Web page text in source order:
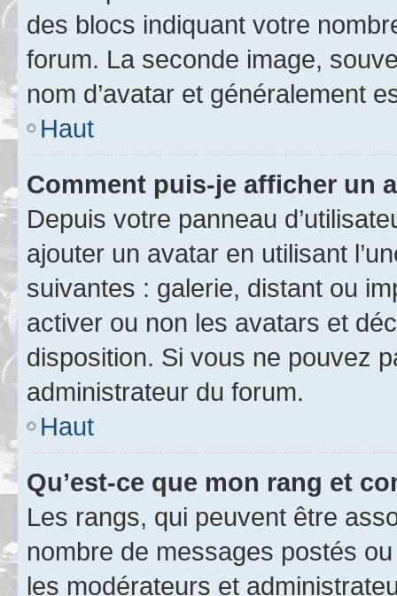
des blocs indiquant votre
forum. La seconde image,
nom d’avatar et généralement
Haut
Comment puis-je afficher un
Depuis votre panneau
ajouter un avatar en utilisant
suivantes : galerie, distant ou
activer ou non les avatars et
disposition. Si vous ne pouvez
administrateur du forum.
Haut
Qu’est-ce que mon rang et
Les rangs, qui peuvent être
nombre de messages postés
les modérateurs et